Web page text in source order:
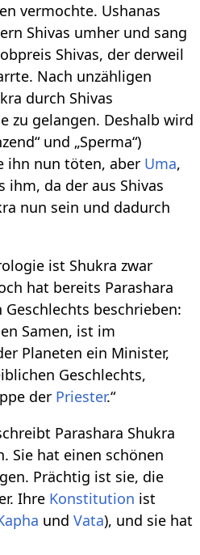
vermochte. Ushanas
Shivas umher und sang
Shivas, der derweil
Nach unzähligen
durch Shivas
zu gelangen. Deshalb wird
und „Sperma“)
ihn nun töten, aber Uma,
ihm, da der aus Shivas
nun sein und dadurch
ist Shukra zwar
hat bereits Parashara
beschrieben:
Samen, ist im
Planeten ein Minister,
Geschlechts,
der Priester.“
Parashara Shukra
Sie hat einen schönen
Prächtig ist sie, die
Ihre Konstitution ist
undVata), und sie hat